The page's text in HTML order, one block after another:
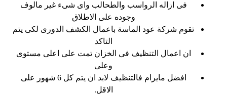
فى ازاله الرواسب والطحالب واى شىء غير مالوف
وجوده على الاطلاق
تقوم شركة عود الماسة باعمال الكشف الدورى لكى يتم
التاكد
ان اعمال التنظيف فى الخزان تمت على اعلى مستوى
وعلى
افضل مايرام فالتنظيف لابد ان يتم كل 6 شهور على
الاقل.